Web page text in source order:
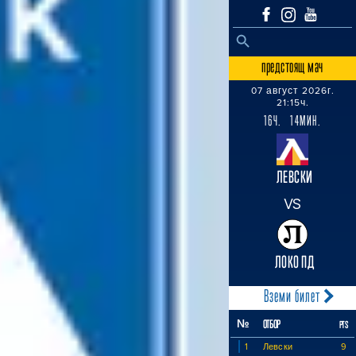
Search
SEARCH BUTTON
предстоящ мач
07 август 2026г.
21:15ч.
16Ч. 14МИН.
ЛЕВСКИ
VS
ЛОКО ПД
Вземи билет
№ ОТБОР PTS
1 Левски 9